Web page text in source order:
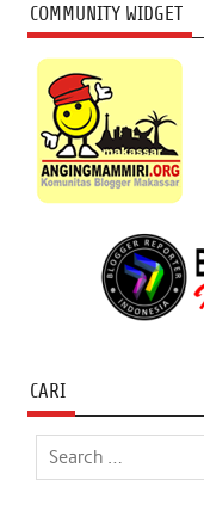
COMMUNITY WIDGET
CARI